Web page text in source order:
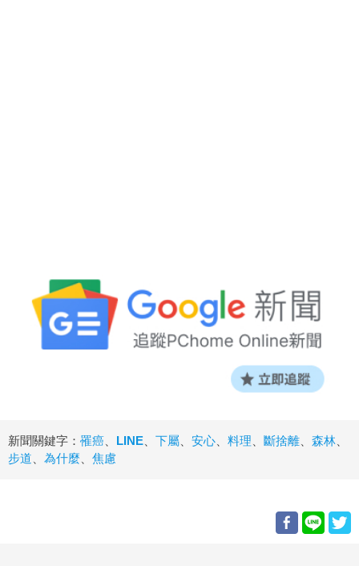
新聞關鍵字： 罹癌 LINE 下屬 安心 料理 斷捨離 森林
步道
為什麼 焦慮